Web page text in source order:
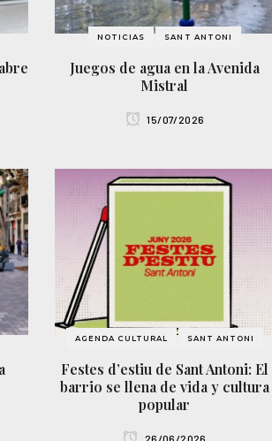
NOTICIAS SANT ANTONI
Juegos de agua en la Avenida
Mistral
15/07/2026
AGENDA CULTURAL SANT ANTONI
Festes d’estiu de Sant Antoni: El
barrio se llena de vida y cultura
popular